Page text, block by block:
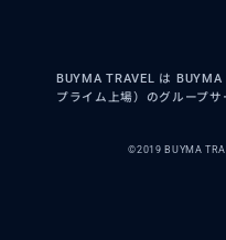
BUYMA TRAVEL は
プライム上場）のグループサ
©2019 BUYMA